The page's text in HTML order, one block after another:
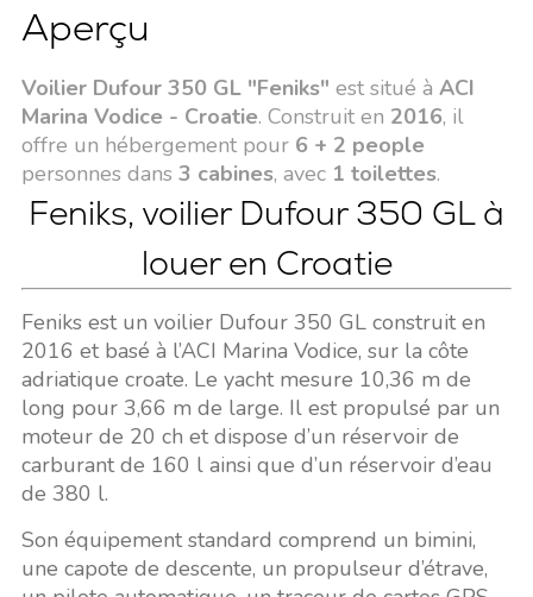
Aperçu
Voilier Dufour 350 GL "Feniks" est situé à ACI
Marina Vodice - Croatie. Construit en 2016, il
offre un hébergement pour 6 + 2 people
personnes dans 3 cabines, avec 1 toilettes.
Feniks, voilier Dufour 350 GL à
louer en Croatie
Feniks est un voilier Dufour 350 GL construit en
2016 et basé à l’ACI Marina Vodice, sur la côte
adriatique croate. Le yacht mesure 10,36 m de
long pour 3,66 m de large. Il est propulsé par un
moteur de 20 ch et dispose d’un réservoir de
carburant de 160 l ainsi que d’un réservoir d’eau
de 380 l.
Son équipement standard comprend un bimini,
une capote de descente, un propulseur d’étrave,